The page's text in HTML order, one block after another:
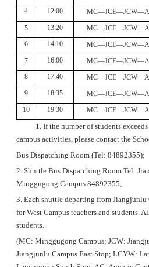
4
12:00
5 13:20
6
14:10
7 16:00
8
17:40
9
18:35
10
19:30
1. If the number of students
campus activities, please contact the
Bus Dispatching Room (Tel: 84892355);
2. Shuttle Bus Dispatching Room Tel:
Minggugong Campus 84892355;
3. Each shuttle departing from Jiangjunlu
for West Campus teachers and students.
students.
(MC: Minggugong Campus; JCW:
Jiangjunlu Campus East Stop; LCYW: